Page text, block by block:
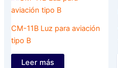
CM-11B Luz para aviación
tipo B
Leer más